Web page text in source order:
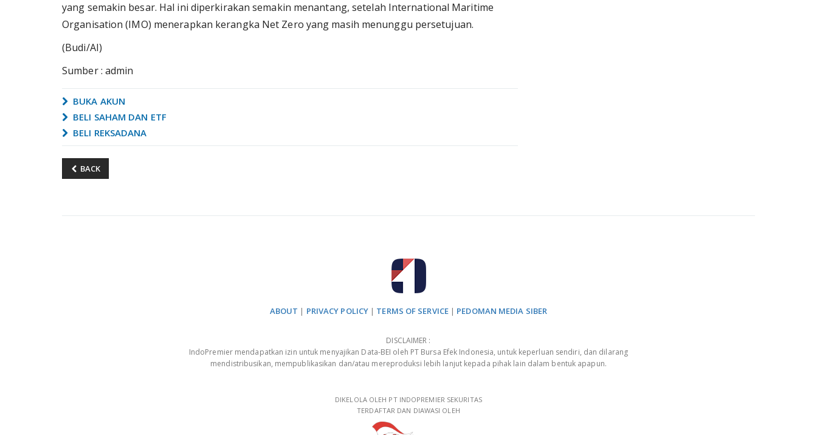
yang semakin besar. Hal ini diperkirakan semakin menantang, setelah International Maritime
Organisation (IMO) menerapkan kerangka Net Zero yang masih menunggu persetujuan.
(Budi/AI)
Sumber : admin
BUKA AKUN
BELI SAHAM DAN ETF
BELI REKSADANA
BACK
ABOUT | PRIVACY POLICY | TERMS OF SERVICE| PEDOMAN MEDIA SIBER
DISCLAIMER :
IndoPremier mendapatkan izin untuk menyajikan Data-BEI oleh PT Bursa Efek Indonesia, untuk keperluan sendiri, dan dilarang
mendistribusikan, mempublikasikan dan/atau mereproduksi lebih lanjut kepada pihak lain dalam bentuk apapun.
DIKELOLA OLEH PT INDOPREMIER SEKURITAS
TERDAFTAR DAN DIAWASI OLEH